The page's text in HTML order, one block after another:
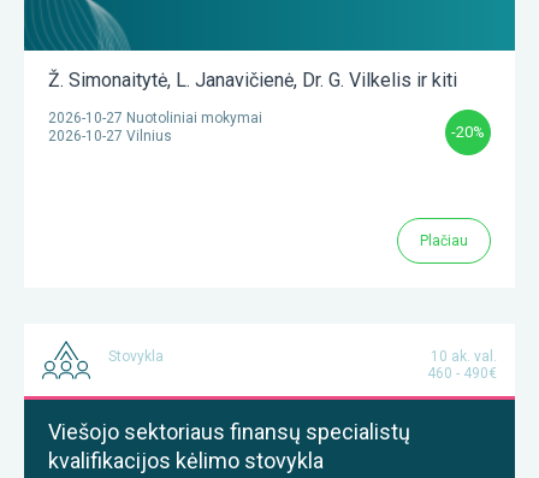
Ž. Simonaitytė, L. Janavičienė, Dr. G. Vilkelis ir kiti
2026-10-27 Nuotoliniai mokymai
2026-10-27 Vilnius
-20%
Plačiau
Stovykla
10 ak. val.
460 - 490€
Viešojo sektoriaus finansų specialistų
kvalifikacijos kėlimo stovykla